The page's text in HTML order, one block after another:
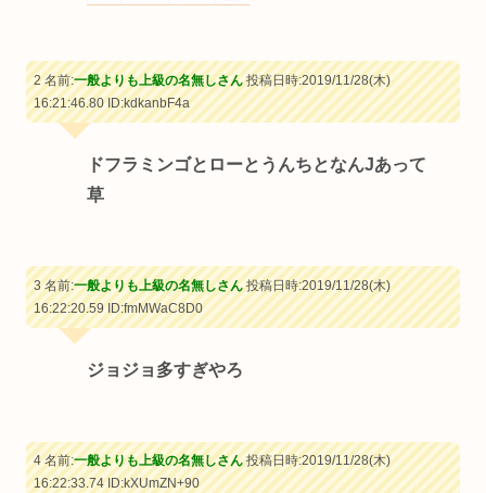
2 名前:一般よりも上級の名無しさん投稿日時:2019/11/28(木)
16:21:46.80ID:kdkanbF4a
ドフラミンゴとローとうんちとなんJあって
草
3 名前:一般よりも上級の名無しさん投稿日時:2019/11/28(木)
16:22:20.59ID:fmMWaC8D0
ジョジョ多すぎやろ
4 名前:一般よりも上級の名無しさん投稿日時:2019/11/28(木)
16:22:33.74ID:kXUmZN+90